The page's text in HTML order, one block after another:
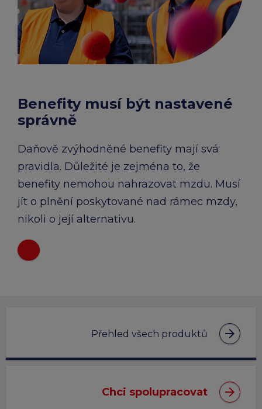
Benefity musí být nastavené
správně
Daňově zvýhodněné benefity mají svá
pravidla. Důležité je zejména to, že
benefity nemohou nahrazovat mzdu. Musí
jít o plnění poskytované nad rámec mzdy,
nikoli o její alternativu.
Přehled všech produktů arrow_forward
Chci spolupracovat arrow_forward